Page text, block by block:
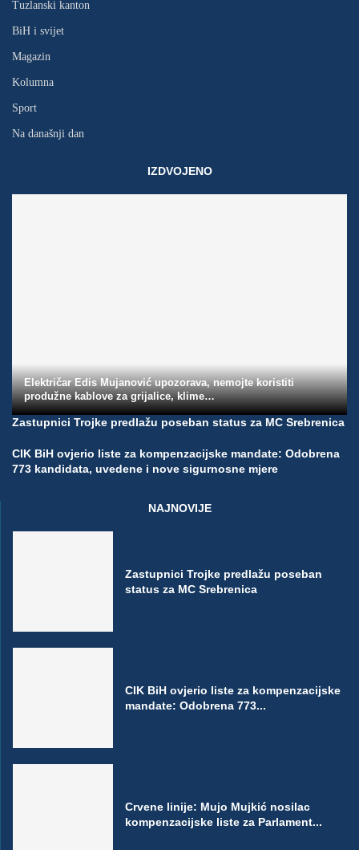
Tuzlanski kanton
BiH i svijet
Magazin
Kolumna
Sport
Na današnji dan
IZDVOJENO
Električar Edis Mujanović upozorava, nemojte koristiti
produžne kablove za grijalice, klime…
Zastupnici Trojke predlažu poseban status za MC Srebrenica
CIK BiH ovjerio liste za kompenzacijske mandate: Odobrena
773 kandidata, uvedene i nove sigurnosne mjere
NAJNOVIJE
Zastupnici Trojke predlažu poseban
status za MC Srebrenica
CIK BiH ovjerio liste za kompenzacijske
mandate: Odobrena 773...
Crvene linije: Mujo Mujkić nosilac
kompenzacijske liste za Parlament...